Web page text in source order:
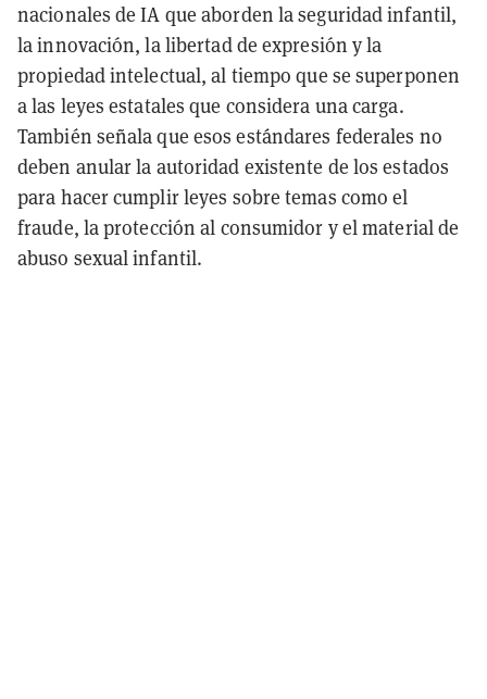
nacionales de IA que aborden la seguridad infantil,
la innovación, la libertad de expresión y la
propiedad intelectual, al tiempo que se superponen
a las leyes estatales que considera una carga.
También señala que esos estándares federales no
deben anular la autoridad existente de los estados
para hacer cumplir leyes sobre temas como el
fraude, la protección al consumidor y el material de
abuso sexual infantil.